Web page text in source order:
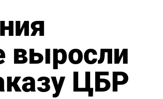
выросли
ЦБР